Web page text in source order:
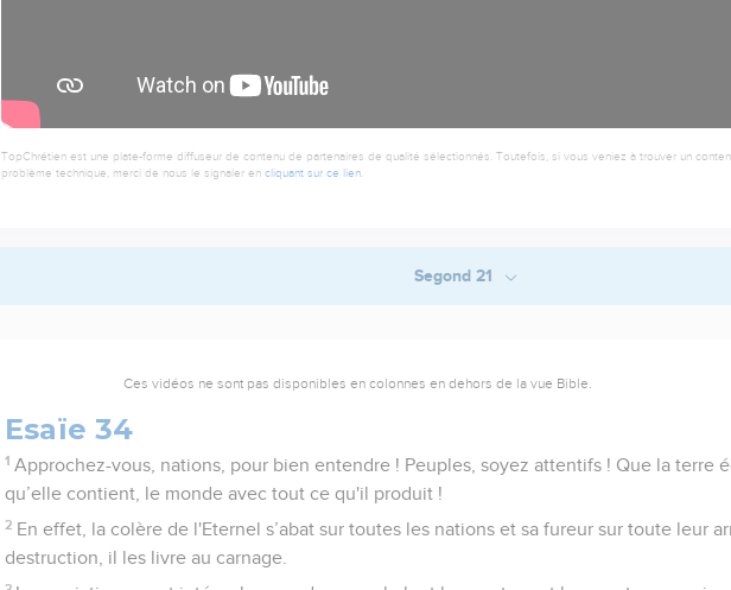
TopChrétien est une plate-forme diffuseur de contenu de partenaires de qualité sélectionnés. Toutefois, si vous veniez à trouver un
problème technique, merci de nous le signaler en cliquant sur ce lien
Segond 21
Ces vidéos ne sont pas disponibles en colonnes en dehors de la vue Bible.
Esaïe 34
1 Approchez-vous, nations, pour bien entendre ! Peuples, soyez attentifs ! Que la terre
qu’elle contient, le monde avec tout ce qu'il produit !
2 En effet, la colère de l'Eternel s’abat sur toutes les nations et sa fureur sur toute leur
destruction, il les livre au carnage.